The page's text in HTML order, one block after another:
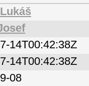
14T00:42:38Z
14T00:42:38Z
08